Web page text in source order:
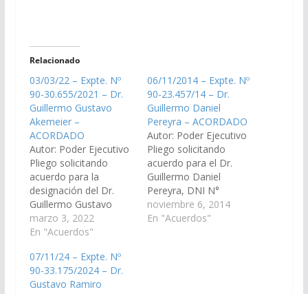
Relacionado
03/03/22 – Expte. Nº
90-30.655/2021 – Dr.
Guillermo Gustavo
Akemeier –
ACORDADO
Autor: Poder Ejecutivo
Pliego solicitando
acuerdo para la
designación del Dr.
Guillermo Gustavo
Akemeier, D.N.I. N°
18.020.169, como Juez
Impugnación Sala IV
Vocal N° 1. (Expte. Nº
90-30.655/2021, a la
marzo 3, 2022
En "Acuerdos"
06/11/2014 – Expte. Nº
90-23.457/14 – Dr.
Guillermo Daniel
Pereyra – ACORDADO
Autor: Poder Ejecutivo
Pliego solicitando
acuerdo para el Dr.
Guillermo Daniel
Pereyra, DNI N°
20.232.538, en el cargo
de Juez de Instrucción
noviembre 6, 2014
En "Acuerdos"
07/11/24 – Expte. Nº
90-33.175/2024 – Dr.
Gustavo Ramiro